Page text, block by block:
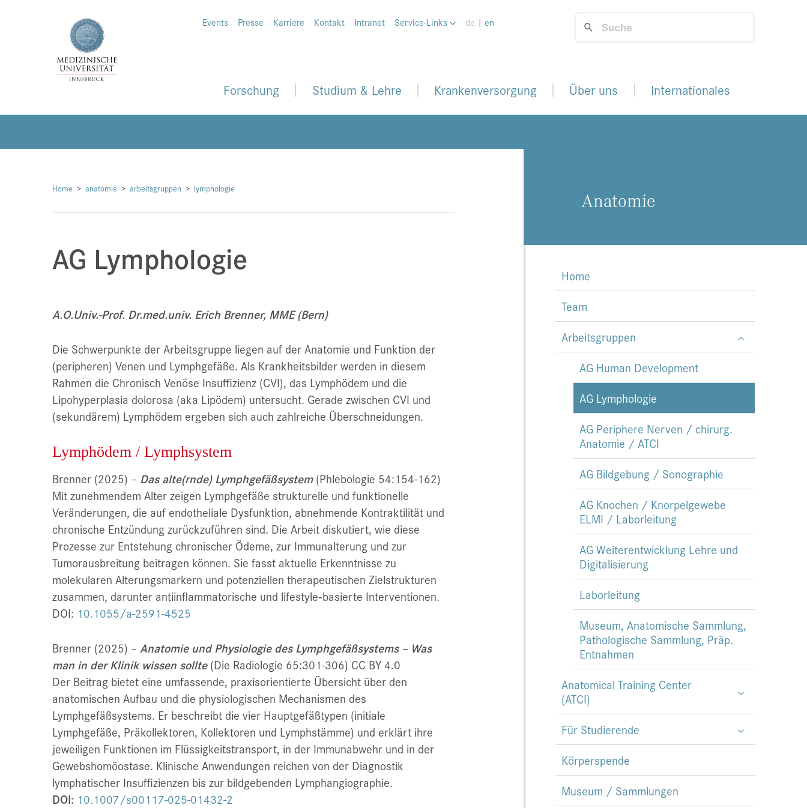
Events Presse Karriere Kontakt Intranet Service-Links de | en
Forschung Studium & Lehre Krankenversorgung Über uns Internationales
Home anatomie arbeitsgruppen lymphologie
AG Lymphologie
A.O.Univ.-Prof. Dr.med.univ. Erich Brenner, MME (Bern)
Die Schwerpunkte der Arbeitsgruppe liegen auf der Anatomie und Funktion der
(peripheren) Venen und Lymphgefäße. Als Krankheitsbilder werden in diesem
Rahmen die Chronisch Venöse Insuffizienz (CVI), das Lymphödem und die
Lipohyperplasia dolorosa (aka Lipödem) untersucht. Gerade zwischen CVI und
(sekundärem) Lymphödem ergeben sich auch zahlreiche Überschneidungen.
Lymphödem / Lymphsystem
Brenner (2025) – Das alte(rnde) Lymphgefäßsystem(Phlebologie 54:154-162)
Mit zunehmendem Alter zeigen Lymphgefäße strukturelle und funktionelle
Veränderungen, die auf endotheliale Dysfunktion, abnehmende Kontraktilität und
chronische Entzündung zurückzuführen sind. Die Arbeit diskutiert, wie diese
Prozesse zur Entstehung chronischer Ödeme, zur Immunalterung und zur
Tumorausbreitung beitragen können. Sie fasst aktuelle Erkenntnisse zu
molekularen Alterungsmarkern und potenziellen therapeutischen Zielstrukturen
zusammen, darunter antiinflammatorische und lifestyle‑basierte Interventionen.
DOI: 10.1055/a-2591-4525
Brenner (2025) – Anatomie und Physiologie des Lymphgefäßsystems – Was
man in der Klinik wissen sollte(Die Radiologie 65:301-306) CC BY 4.0
Der Beitrag bietet eine umfassende, praxisorientierte Übersicht über den
anatomischen Aufbau und die physiologischen Mechanismen des
Lymphgefäßsystems. Er beschreibt die vier Hauptgefäßtypen (initiale
Lymphgefäße, Präkollektoren, Kollektoren und Lymphstämme) und erklärt ihre
jeweiligen Funktionen im Flüssigkeitstransport, in der Immunabwehr und in der
Gewebshomöostase. Klinische Anwendungen reichen von der Diagnostik
lymphatischer Insuffizienzen bis zur bildgebenden Lymphangiographie.
DOI: 10.1007/s00117-025-01432-2
Ana­to­mie
Home
Team
Arbeitsgruppen
AG Human Development
AG Lymphologie
AG Periphere Nerven / chirurg.
Anatomie / ATCI
AG Bildgebung / Sonographie
AG Knochen / Knorpelgewebe
ELMI / Laborleitung
AG Weiterentwicklung Lehre und
Digitalisierung
Laborleitung
Museum, Anatomische Sammlung,
Pathologische Sammlung, Präp.
Entnahmen
Anatomical Training Center
(ATCI)
Für Studierende
Körperspende
Museum / Sammlungen